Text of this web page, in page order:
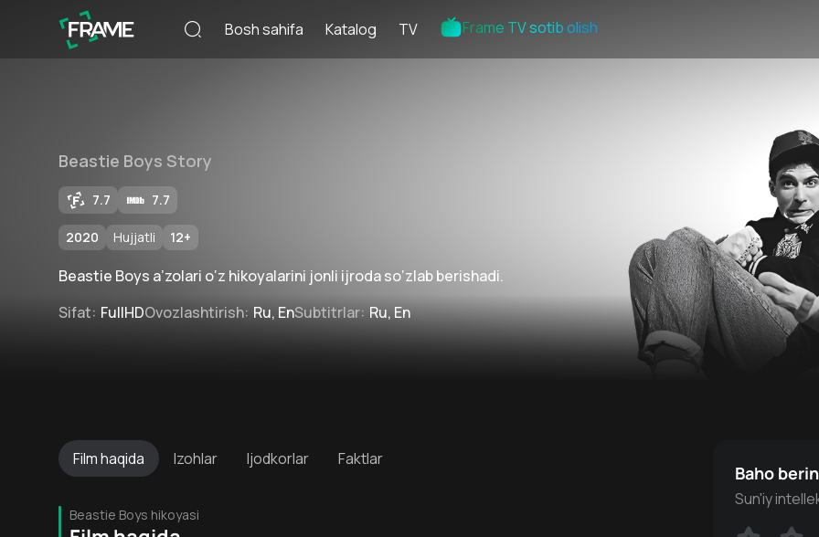
Bosh sahifa Katalog TV Frame TV sotib olish
Beastie Boys Story
7.7 7.7
2020 Hujjatli 12+
Beastie Boys a’zolari o‘z hikoyalarini jonli ijroda so‘zlab berishadi.
Sifat: FullHDOvozlashtirish: Ru, EnSubtitrlar: Ru, En
Filmhaqida Izohlar Ijodkorlar Faktlar
Beastie Boys hikoyasi
Baho
Sun'iy